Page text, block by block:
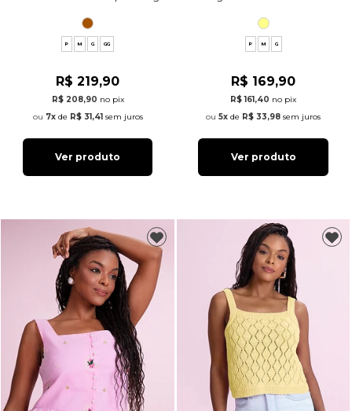
P M G GG
R$ 219,90
R$ 208,90 no pix
7xde R$ 31,41 sem juros
Ver produto
P M G
R$ 169,90
R$ 161,40 no pix
5x de R$ 33,98 sem juros
Ver produto